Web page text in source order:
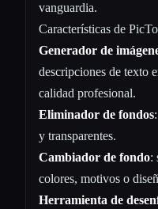
vanguardia.
Características de
Generador de
descripciones de texto
calidad profesional.
Eliminador de fondos
y transparentes.
Cambiador de fondo:
colores, motivos o
Herramienta de